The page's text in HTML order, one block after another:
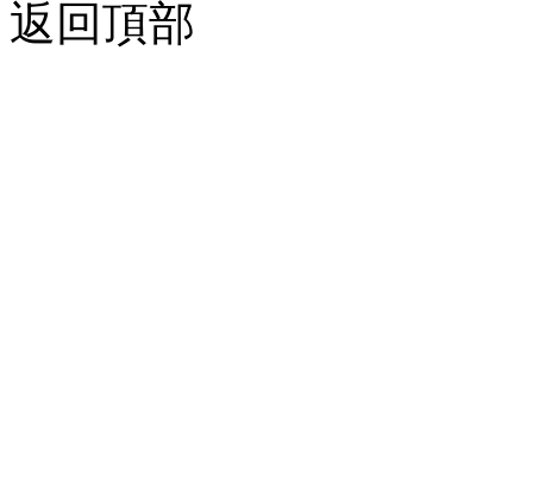
返回頂部